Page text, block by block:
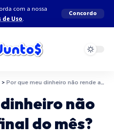
com a nossa
de Uso.
Concordo
> Por que meu dinheiro não rende até o final do mês?
não
do mês?